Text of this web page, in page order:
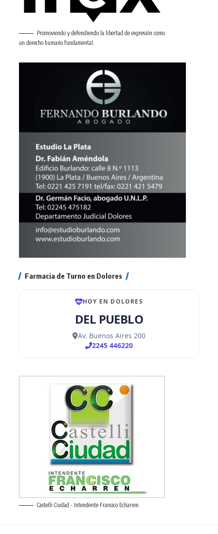
Promoviendo y defendiendo la libertad de expresión como
un derecho humano fundamental.
Farmacia de Turno en Dolores
Castelli Ciudad - Intendente Fransico Echarren